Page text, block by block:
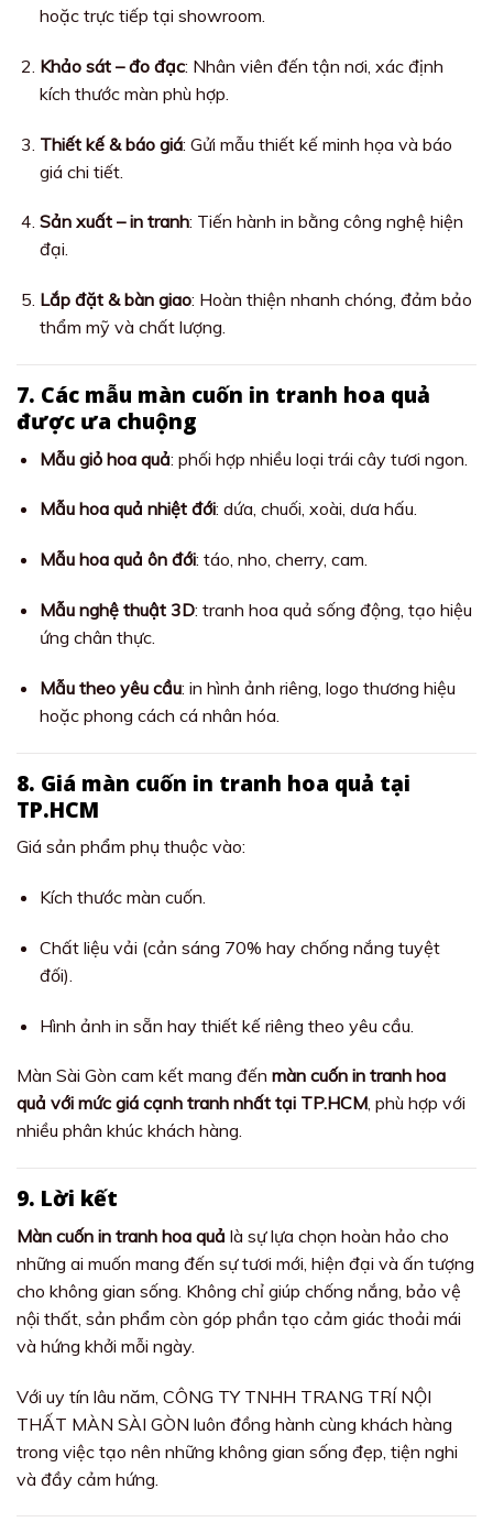
hoặc trực tiếp tại showroom.
Khảo sát – đo đạc: Nhân viên đến tận nơi, xác định
kích thước màn phù hợp.
Thiết kế & báo giá: Gửi mẫu thiết kế minh họa và báo
giá chi tiết.
Sản xuất – in tranh: Tiến hành in bằng công nghệ hiện
đại.
Lắp đặt & bàn giao: Hoàn thiện nhanh chóng, đảm bảo
thẩm mỹ và chất lượng.
7. Các mẫu màn cuốn in tranh hoa quả
được ưa chuộng
Mẫu giỏ hoa quả: phối hợp nhiều loại trái cây tươi ngon.
Mẫu hoa quả nhiệt đới: dứa, chuối, xoài, dưa hấu.
Mẫu hoa quả ôn đới: táo, nho, cherry, cam.
Mẫu nghệ thuật 3D: tranh hoa quả sống động, tạo hiệu
ứng chân thực.
Mẫu theo yêu cầu: in hình ảnh riêng, logo thương hiệu
hoặc phong cách cá nhân hóa.
8. Giá màn cuốn in tranh hoa quả tại
TP.HCM
Giá sản phẩm phụ thuộc vào:
Kích thước màn cuốn.
Chất liệu vải (cản sáng 70% hay chống nắng tuyệt
đối).
Hình ảnh in sẵn hay thiết kế riêng theo yêu cầu.
Màn Sài Gòn cam kết mang đến màn cuốn in tranh hoa
quả với mức giá cạnh tranh nhất tại TP.HCM, phù hợp với
nhiều phân khúc khách hàng.
9. Lời kết
Màn cuốn in tranh hoa quả là sự lựa chọn hoàn hảo cho
những ai muốn mang đến sự tươi mới, hiện đại và ấn tượng
cho không gian sống. Không chỉ giúp chống nắng, bảo vệ
nội thất, sản phẩm còn góp phần tạo cảm giác thoải mái
và hứng khởi mỗi ngày.
Với uy tín lâu năm, CÔNG TY TNHH TRANG TRÍ NỘI
THẤT MÀN SÀI GÒN luôn đồng hành cùng khách hàng
trong việc tạo nên những không gian sống đẹp, tiện nghi
và đầy cảm hứng.